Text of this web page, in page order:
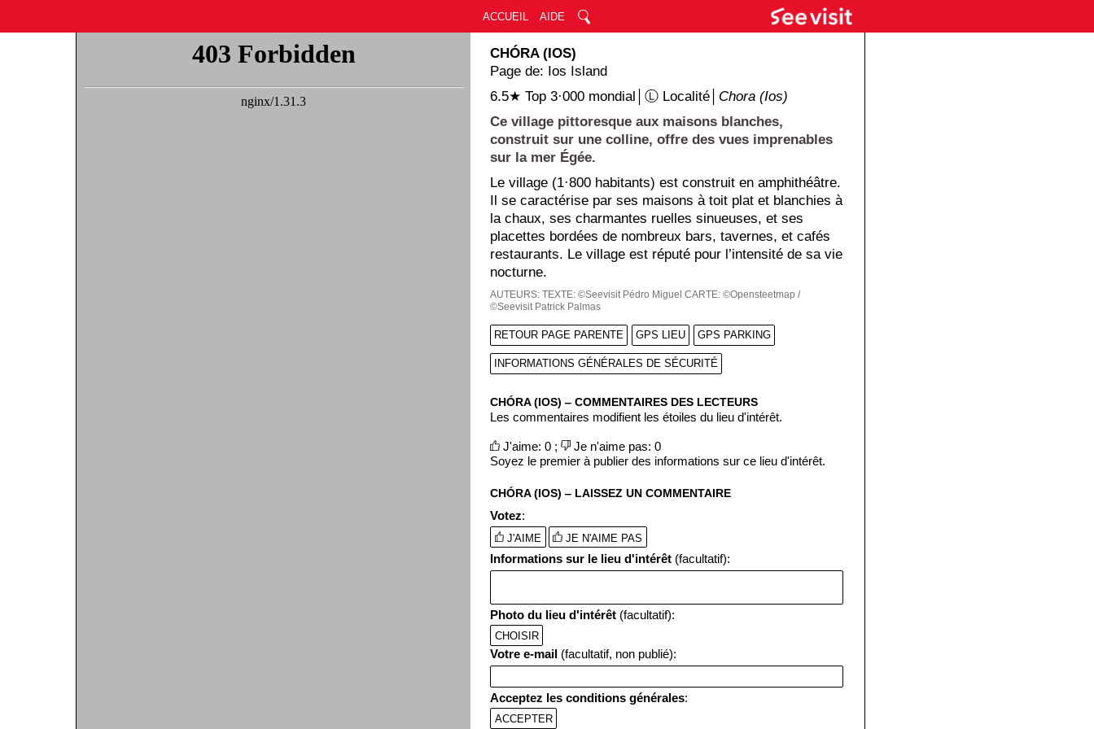
ACCUEIL AIDE
CHÓRA (IOS)
Page de: Ios Island
6.5★ Top 3·000 mondial│Ⓛ Localité│ Chora (Ios)
Ce village pittoresque aux maisons blanches,
construit sur une colline, offre des vues imprenables
sur la mer Égée.
Le village (1·800 habitants) est construit en amphithéâtre.
Il se caractérise par ses maisons à toit plat et blanchies à
la chaux, ses charmantes ruelles sinueuses, et ses
placettes bordées de nombreux bars, tavernes, et cafés
restaurants. Le village est réputé pour l’intensité de sa vie
nocturne.
AUTEURS:TEXTE: ©Seevisit Pédro Miguel CARTE: ©Opensteetmap /
©Seevisit Patrick Palmas
RETOUR PAGE PARENTE GPS LIEU GPS PARKING
INFORMATIONS GÉNÉRALES DE SÉCURITÉ
CHÓRA (IOS) ‒ COMMENTAIRES DES LECTEURS
Les commentaires modifient les étoiles du lieu d'intérêt.
J'aime: 0 ;
Je n'aime pas: 0
Soyez le premier à publier des informations sur ce lieu d'intérêt.
CHÓRA (IOS) ‒ LAISSEZ UN COMMENTAIRE
Votez:
J'AIME JE N'AIME PAS
Informations sur le lieu d'intérêt (facultatif):
Photo du lieu d'intérêt (facultatif):
CHOISIR
Votre e-mail (facultatif, non publié):
Acceptez les conditions générales:
ACCEPTER